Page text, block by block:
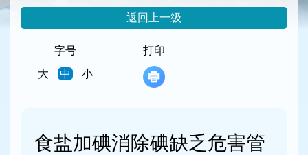
网
返回上一级
字号
大
中 小
打印
食盐加碘消除碘缺乏危害管